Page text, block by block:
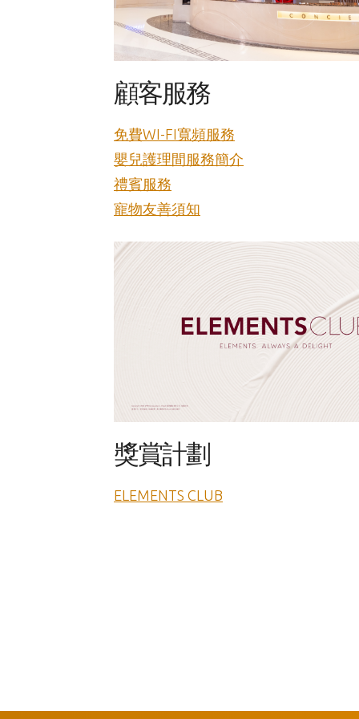
顧客服務
免費WI-FI寬頻服務
嬰兒護理間服務簡介
禮賓服務
寵物友善須知
獎賞計劃
ELEMENTS CLUB